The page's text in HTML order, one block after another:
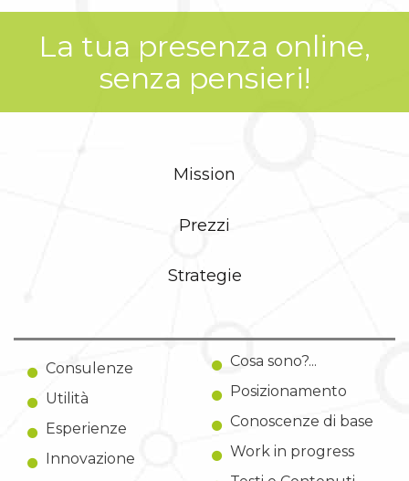
La tua presenza online,
senza pensieri!
Mission
Prezzi
Strategie
Consulenze
Utilità
Esperienze
Innovazione
Cosa sono?...
Posizionamento
Conoscenze di base
Work in progress